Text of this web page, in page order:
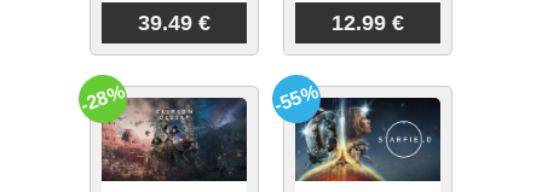
39.49 € 12.99 €
-28% -55%